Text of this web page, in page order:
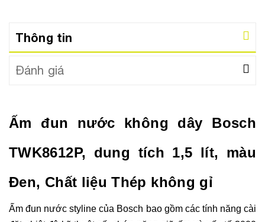
Thông tin
Đánh giá
Ấm đun nước không dây Bosch
TWK8612P, dung tích 1,5 lít, màu
Đen, Chất liệu Thép không gỉ
Ấm đun nước styline của Bosch bao gồm các tính năng cài